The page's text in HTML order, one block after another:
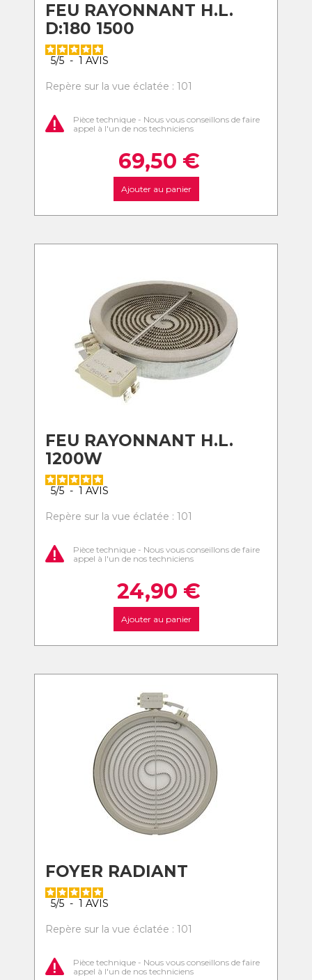
FEU RAYONNANT H.L.
D:180 1500
5/5 - 1 AVIS
Repère sur la vue éclatée : 101
Pièce technique - Nous vous conseillons de faire
appel à l'un de nos techniciens
69,50 €
Ajouter au panier
FEU RAYONNANT H.L.
1200W
5/5 - 1 AVIS
Repère sur la vue éclatée : 101
Pièce technique - Nous vous conseillons de faire
appel à l'un de nos techniciens
24,90 €
Ajouter au panier
FOYER RADIANT
5/5 - 1 AVIS
Repère sur la vue éclatée : 101
Pièce technique - Nous vous conseillons de faire
appel à l'un de nos techniciens